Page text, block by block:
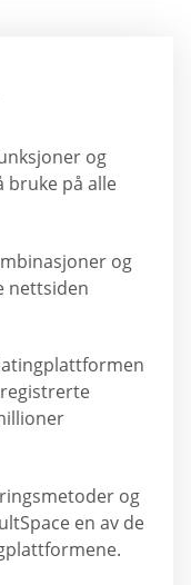
og
bruke på alle
og
nettsiden
og
en av de